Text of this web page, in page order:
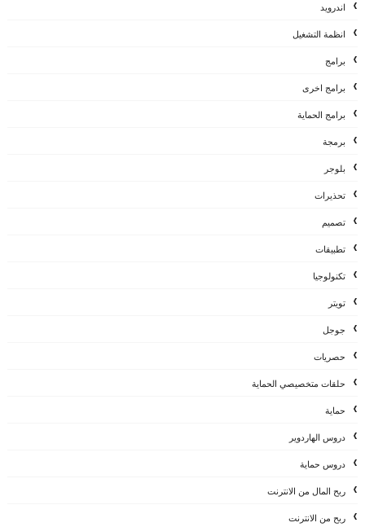
اندرويد
انظمة التشغيل
برامج
برامج اخرى
برامج الحماية
برمجة
بلوجر
تحذيرات
تصميم
تطبيقات
تكنولوجيا
تويتر
جوجل
حصريات
حلقات متخصيصي الحماية
حماية
دروس الهاردوير
دروس حماية
ربح المال من الانترنت
ربح من الانترنت